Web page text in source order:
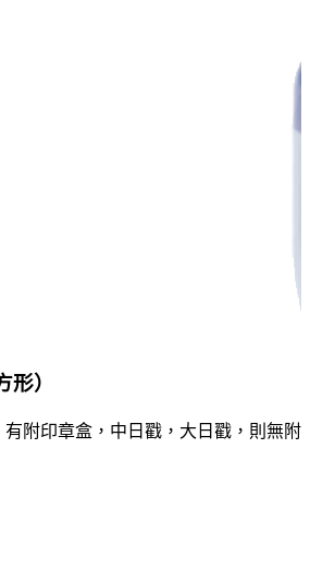
）
附印章盒，中日戳，大日戳，則無附